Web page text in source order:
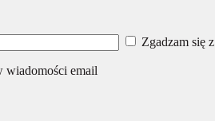
Zgadzam się z
wiadomości email